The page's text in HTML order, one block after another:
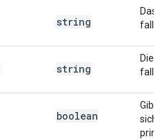
string
Das
falls
string
Die
falls
boolean
Gibt
sich